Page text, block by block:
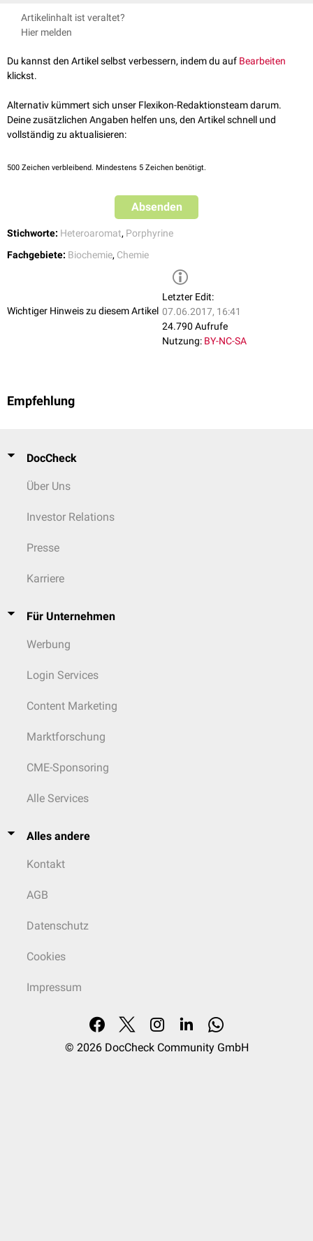
es sich langsam braun und es kommt zu einer Verharzung.
Pyrrolringe sind Bestandteil von
, Bilirubin
Artikelinhalt ist veraltet?
Hier melden
Du kannst den Artikel selbst verbessern, indem du auf Bearbeiten
klickst.
Alternativ kümmert sich unser Flexikon-Redaktionsteam darum.
Deine zusätzlichen Angaben helfen uns, den Artikel schnell und
vollständig zu aktualisieren:
500 Zeichen verbleibend. Mindestens 5 Zeichen benötigt.
Absenden
Stichworte: Heteroaromat, Porphyrine
Fachgebiete: Biochemie, Chemie
Wichtiger Hinweis zu diesem Artikel
Letzter Edit:
07.06.2017, 16:41
24.790 Aufrufe
Nutzung: BY-NC-SA
Empfehlung
DocCheck
Über Uns
Investor Relations
Presse
Karriere
Für Unternehmen
Werbung
Login Services
Content Marketing
Marktforschung
CME-Sponsoring
Alle Services
Alles andere
Kontakt
AGB
Datenschutz
Cookies
Impressum
© 2026 DocCheck Community GmbH